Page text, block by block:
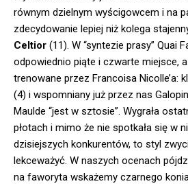
równym dzielnym wyścigowcem i na
zdecydowanie lepiej niż kolega
Celtior (11). W “syntezie prasy” Quai
odpowiednio piąte i czwarte miejsce,
trenowane przez Francoisa Nicolle’a:
(4) i wspomniany już przez nas
Maulde “jest w sztosie”. Wygrała
płotach i mimo że nie spotkała się w
dzisiejszych konkurentów, to styl
lekceważyć. W naszych ocenach
na faworyta wskażemy czarnego